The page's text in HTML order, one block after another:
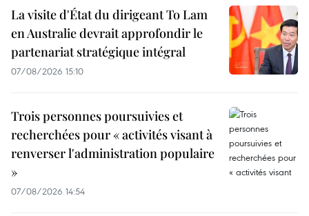
La visite d'État du dirigeant To Lam
en Australie devrait approfondir le
partenariat stratégique intégral
07/08/2026 15:10
Trois personnes poursuivies et
recherchées pour « activités visant à
renverser l'administration populaire
»
07/08/2026 14:54